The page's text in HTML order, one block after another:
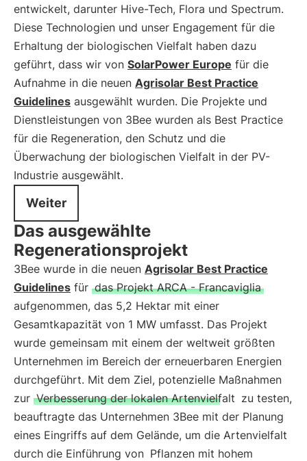
entwickelt, darunter Hive-Tech, Flora und Spectrum.
Diese Technologien und unser Engagement für die
Erhaltung der biologischen Vielfalt haben dazu
geführt, dass wir von SolarPower Europe für die
Aufnahme in die neuen Agrisolar Best Practice
Guidelines ausgewählt wurden. Die Projekte und
Dienstleistungen von 3Bee wurden als Best Practice
für die Regeneration, den Schutz und die
Überwachung der biologischen Vielfalt in der PV-
Industrie ausgewählt.
Weiter
Das ausgewählte
Regenerationsprojekt
3Bee wurde in die neuen Agrisolar Best Practice
Guidelines für das Projekt ARCA - Francaviglia
aufgenommen, das 5,2 Hektar mit einer
Gesamtkapazität von 1 MW umfasst. Das Projekt
wurde gemeinsam mit einem der weltweit größten
Unternehmen im Bereich der erneuerbaren Energien
durchgeführt. Mit dem Ziel, potenzielle Maßnahmen
zur Verbesserung der lokalen Artenvielfalt zu testen,
beauftragte das Unternehmen 3Bee mit der Planung
eines Eingriffs auf dem Gelände, um die Artenvielfalt
durch die Einführung von Pflanzen mit hohem